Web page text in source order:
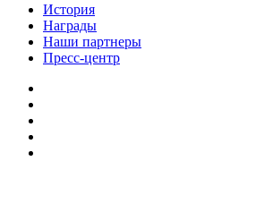
История
Награды
Наши партнеры
Пресс-центр